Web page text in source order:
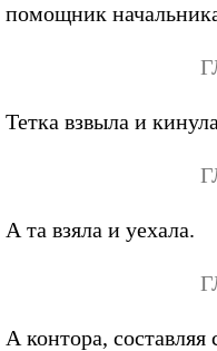
помощник
Тетка взвыла и
А та взяла и уехала.
А контора,